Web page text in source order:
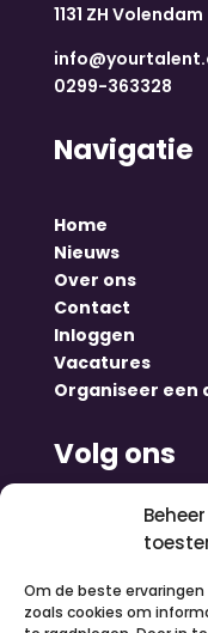
Om de beste
zoals cookies om
1131 ZH Volendam
0299-363328
Navigatie
Home
Nieuws
Over ons
Contact
Inloggen
Vacatures
Organiseer
Volg ons